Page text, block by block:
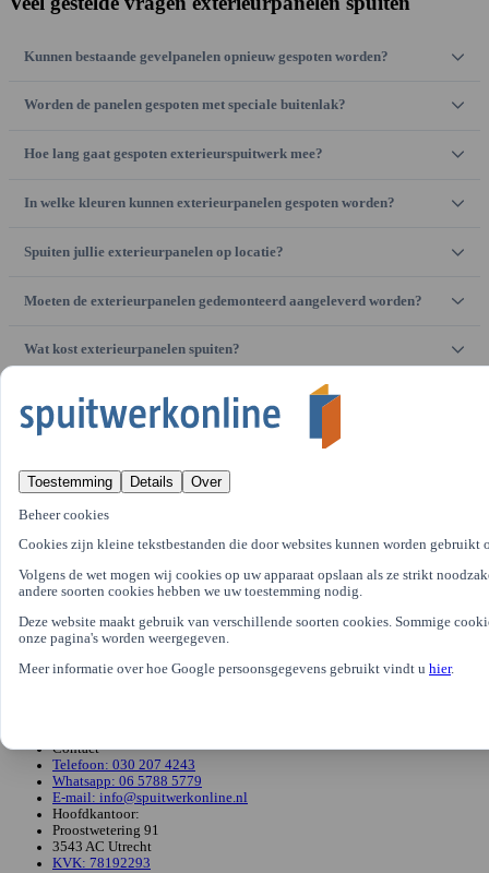
Kunnen bestaande gevelpanelen opnieuw gespoten worden?
Worden de panelen gespoten met speciale buitenlak?
Hoe lang gaat gespoten exterieurspuitwerk mee?
In welke kleuren kunnen exterieurpanelen gespoten worden?
Spuiten jullie exterieurpanelen op locatie?
Moeten de exterieurpanelen gedemonteerd aangeleverd worden?
Wat kost exterieurpanelen spuiten?
Worden beschadigingen of veroudering eerst hersteld?
Krijg ik garantie op het spuiten van exterieurpanelen?
Wat valt er allemaal onder exterieurpanelen spuiten?
Spuit alles in jouw interieur
Spuitwerkonline geeft jouw interieur een frisse, nieuwe look door het te spuiten.
Contact
Telefoon: 030 207 4243
Whatsapp: 06 5788 5779
E-mail: info@spuitwerkonline.nl
Hoofdkantoor:
Proostwetering 91
3543 AC Utrecht
KVK: 78192293
Toestemming Details Over
Beheer cookies
Cookies zijn kleine tekstbestanden die door websites kunnen worden gebruikt
Volgens de wet mogen wij cookies op uw apparaat opslaan als ze strikt
andere soorten cookies hebben we uw toestemming nodig.
Deze website maakt gebruik van verschillende soorten cookies. Sommige
onze pagina's worden weergegeven.
Meer informatie over hoe Google persoonsgegevens gebruikt vindt u hier.